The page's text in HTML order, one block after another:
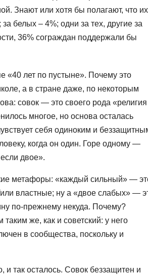
Знают или хотя бы полагают, что их
белых – 4%; одни за тех, другие за
36% сограждан поддержали бы
«40 лет по пустыне». Почему это
а в стране даже, по некоторым
совок — это своего рода «религия
многое, но основа осталась
себя одиноким и
когда он один. Горе одному —
двое».
метафоры: «каждый сильный» —
властные; ну а «двое слабых» —
по-прежнему некуда. Почему?
же, как и советский: у него
в сообщества, поскольку и
так осталось. Совок беззащитен и